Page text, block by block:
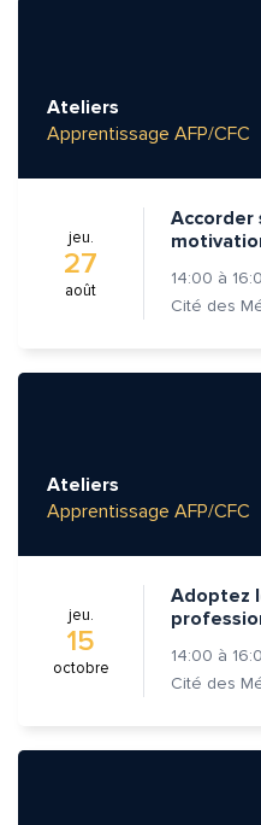
Ateliers
Apprentissage AFP/CFC
jeu.
27
août
Accorder
14:00 à
Ateliers
Apprentissage AFP/CFC
jeu.
15
octobre
Adoptez
14:00 à